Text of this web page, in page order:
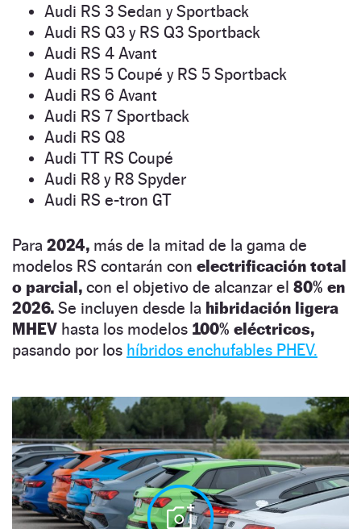
Audi RS 3 Sedan y Sportback
Audi RS Q3 y RS Q3 Sportback
Audi RS 4 Avant
Audi RS 5 Coupé y RS 5 Sportback
Audi RS 6 Avant
Audi RS 7 Sportback
Audi RS Q8
Audi TT RS Coupé
Audi R8 y R8 Spyder
Audi RS e-tron GT
Para 2024, más de la mitad de la gama de
modelos RS contarán con electrificación total
o parcial, con el objetivo de alcanzar el 80% en
2026. Se incluyen desde la hibridación ligera
MHEV hasta los modelos 100% eléctricos,
pasando por los híbridos enchufables PHEV.